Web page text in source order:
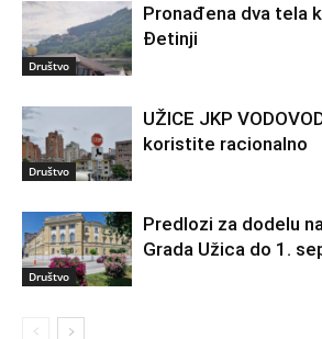
Društvo
Pronađena dva tela
Đetinji
Društvo
UŽICE JKP
koristite racionalno
Društvo
Predlozi za dodelu
Grada Užica do 1.